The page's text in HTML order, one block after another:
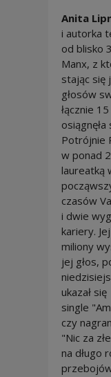
Anita
i autorka
od blisko
Manx, z
stając się
głosów
łącznie
Potrójnie
w ponad
laureatką
czasów
i dwie
kariery.
miliony
jej głos,
ukazał
single
czy
"Nic za
na długo